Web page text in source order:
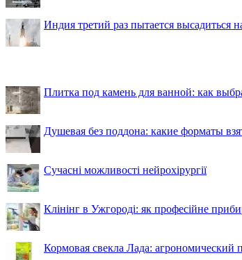
Индия третий раз пытается высадиться
Плитка под камень для ванной: как
Душевая без поддона: какие форматы
Сучасні можливості нейрохірургії
Клінінг в Ужгороді: як професійне
Кормовая свекла Лада: агрономический